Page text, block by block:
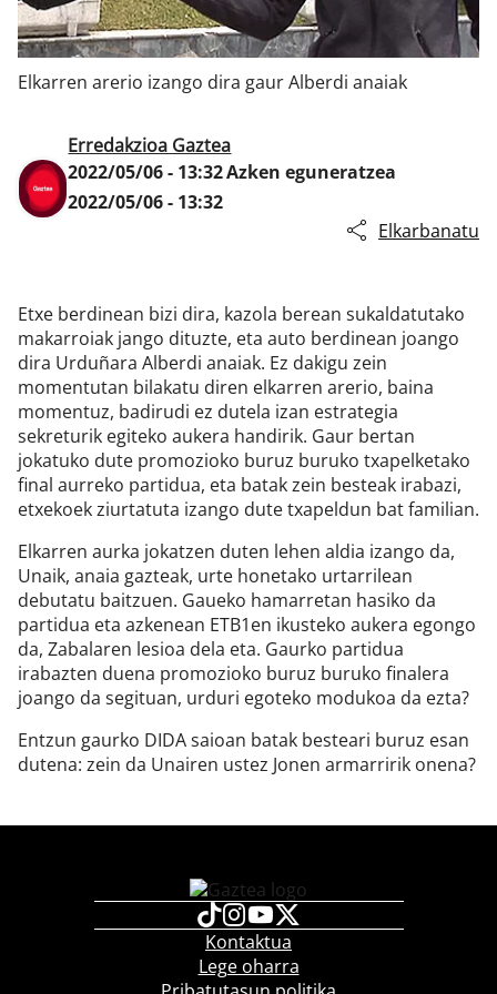
Klisk
Elkarren arerio izango dira gaur Alberdi anaiak
Erredakzioa Gaztea
2022/05/06 - 13:32Azken eguneratzea
2022/05/06 - 13:32
Elkarbanatu
Etxe berdinean bizi dira, kazola berean sukaldatutako
makarroiak jango dituzte, eta auto berdinean joango
dira Urduñara Alberdi anaiak. Ez dakigu zein
momentutan bilakatu diren elkarren arerio, baina
momentuz, badirudi ez dutela izan estrategia
sekreturik egiteko aukera handirik. Gaur bertan
jokatuko dute promozioko buruz buruko txapelketako
final aurreko partidua, eta batak zein besteak irabazi,
etxekoek ziurtatuta izango dute txapeldun bat familian.
Elkarren aurka jokatzen duten lehen aldia izango da,
Unaik, anaia gazteak, urte honetako urtarrilean
debutatu baitzuen. Gaueko hamarretan hasiko da
partidua eta azkenean ETB1en ikusteko aukera egongo
da, Zabalaren lesioa dela eta. Gaurko partidua
irabazten duena promozioko buruz buruko finalera
joango da segituan, urduri egoteko modukoa da ezta?
Entzun gaurko DIDA saioan batak besteari buruz esan
dutena: zein da Unairen ustez Jonen armarririk onena?
Kontaktua
Lege oharra